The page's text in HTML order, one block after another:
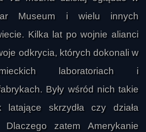
Museum i wielu innych
Kilka lat po wojnie alianci
odkrycia, których dokonali w
laboratoriach i
Były wśród nich takie
latające skrzydła czy działa
zatem Amerykanie